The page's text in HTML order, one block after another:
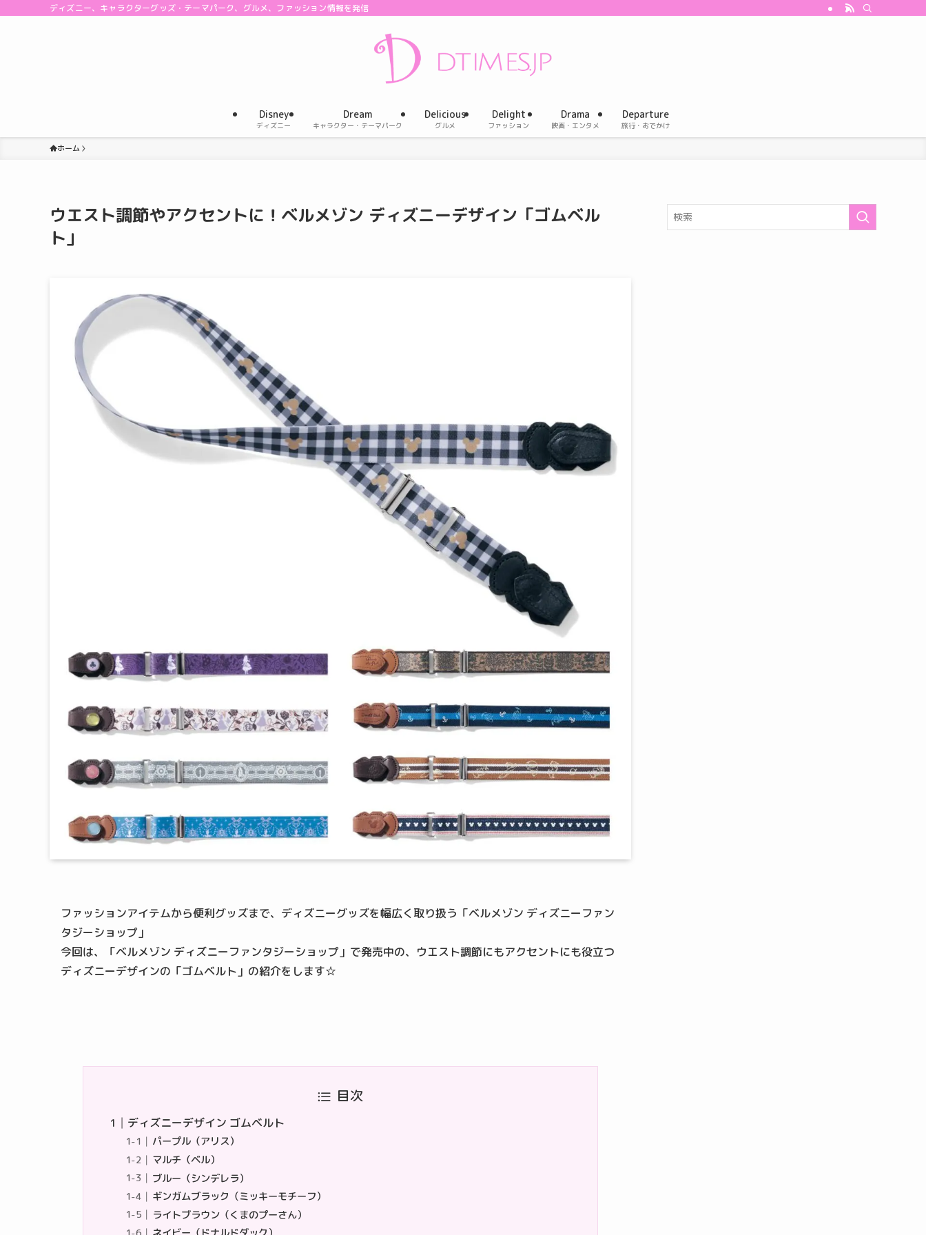
ディズニー、キャラクターグッズ・テーマパーク、グルメ、ファッション情報を発信
Disney
ディズニー
Dream
キャラクター・テーマパーク
Delicious
グルメ
Delight
ファッション
Drama
映画・エンタメ
Departure
旅行・おでかけ
ホーム
ウエスト調節やアクセントに！ベルメゾン ディズニーデザイン「ゴムベル
ト」
ファッションアイテムから便利グッズまで、ディズニーグッズを幅広く取り扱う「ベルメゾン ディズニーファン
タジーショップ」
今回は、「ベルメゾン ディズニーファンタジーショップ」で発売中の、ウエスト調節にもアクセントにも役立つ
ディズニーデザインの「ゴムベルト」の紹介をします☆
目次
ディズニーデザイン ゴムベルト
パープル（アリス）
マルチ（ベル）
ブルー（シンデレラ）
ギンガムブラック（ミッキーモチーフ）
ライトブラウン（くまのプーさん）